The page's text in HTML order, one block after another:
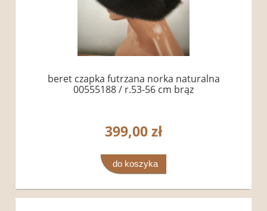
beret czapka futrzana norka naturalna
00555188 / r.53-56 cm brąz
399,00 zł
do koszyka